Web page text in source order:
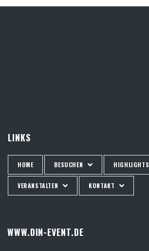
LINKS
HOME BESUCHEN HIGHLIGHTS
VERANSTALTEN KONTAKT
WWW.DIN-EVENT.DE